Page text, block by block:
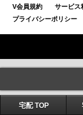
V会員規約 サービス
プライバシーポリシー
宅配 TOP